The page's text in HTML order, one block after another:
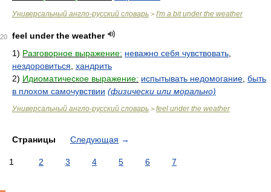
Универсальный англо-русский словарь > I'm a bit under the weather
20
feel under the weather
1) Разговорное выражение: неважно себя чувствовать
нездоровиться хандрить
2) Идиоматическое выражение: испытывать недомогание быть
в плохом самочувствии (физически или морально)
Универсальный англо-русский словарь > feel under the weather
Страницы Следующая →
1 2 3 4 5 6 7